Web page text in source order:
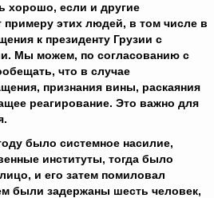
хорошо, если и другие
этих людей, в том числе в
к президенту Грузии с
Мы можем, по согласованию с
что в случае
признания вины, раскаяния
реагирование. Это важно для
было системное насилие,
институты, тогда было
и его затем помиловал
были задержаны шесть человек,